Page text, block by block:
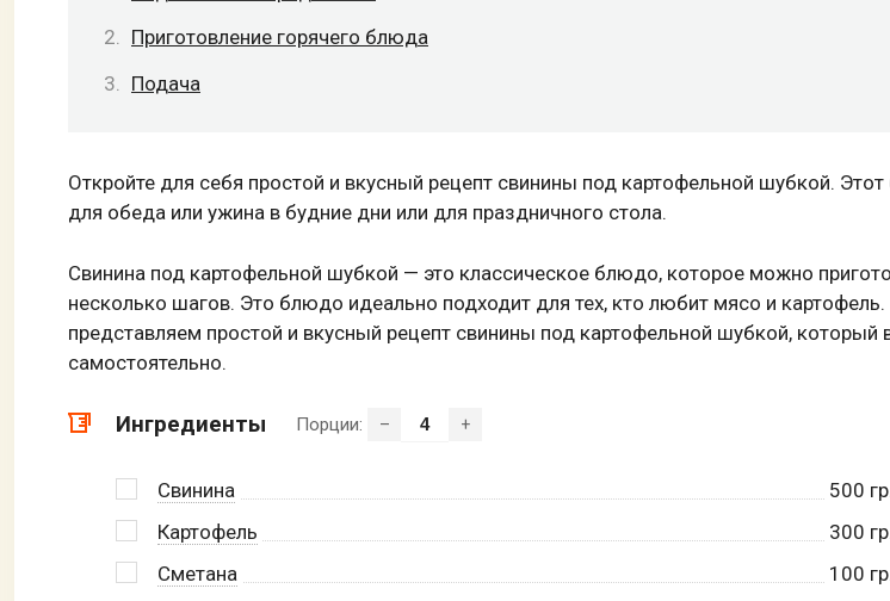
Приготовление горячего блюда
Подача
Откройте для себя простой и вкусный рецепт свинины под картофельной шубкой.
для обеда или ужина в будние дни или для праздничного стола.
Свинина под картофельной шубкой — это классическое блюдо, которое можно
несколько шагов. Это блюдо идеально подходит для тех, кто любит мясо и
представляем простой и вкусный рецепт свинины под картофельной шубкой, который
самостоятельно.
Ингредиенты Порции: – +
Свинина 500
Картофель
300
Сметана
100